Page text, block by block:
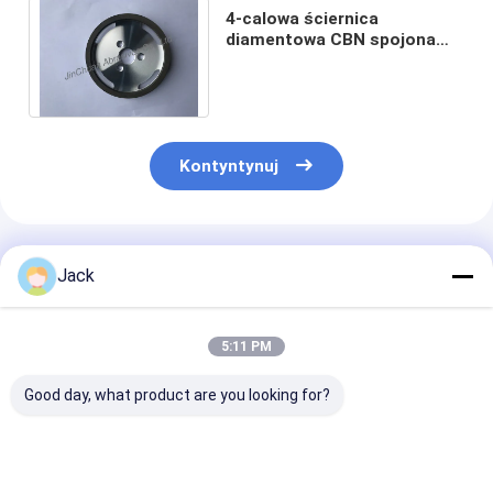
4-calowa ściernica
diamentowa CBN spojona
Kontyntynuj
Polecane Produkty
Jack
5:11 PM
Good day, what product are you looking for?